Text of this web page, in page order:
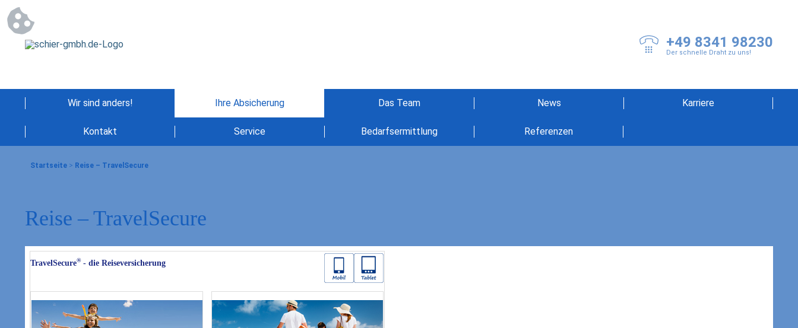
+49 8341 98230
Der schnelle Draht zu uns!
Wir sind anders! Ihre Absicherung Das Team News Karriere
Kontakt Service Bedarfsermittlung Referenzen
Startseite > Reise – TravelSecure
Reise – TravelSecure